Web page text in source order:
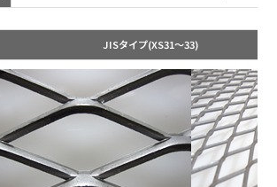
JISタイプ(XS31～33)